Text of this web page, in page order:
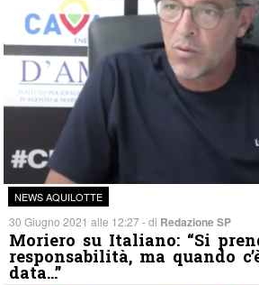
NEWS AQUILOTTE
30 Giugno 2021 alle 12:27 - di Redazione SP
Moriero su Italiano: “Si
responsabilità, ma quando
data…”